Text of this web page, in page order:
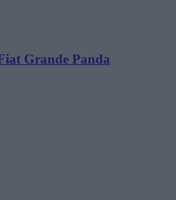
Grande Panda